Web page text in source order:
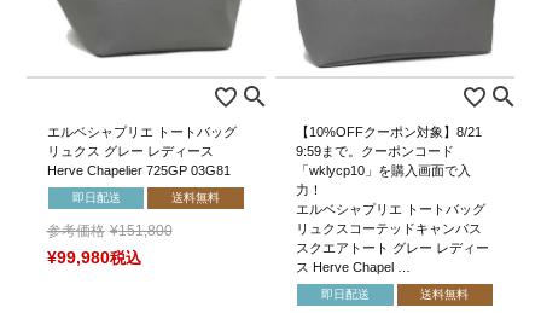
エルベシャプリエ トートバッグ
リュクス グレー レディース
Herve Chapelier 725GP 03G81
即日配送 送料無料
参考価格 ¥151,800
¥99,980税込
【10%OFFクーポン対象】8/21
9:59まで。クーポンコード
「wklycp10」を購入画面で入
力！
エルベシャプリエ トートバッグ
リュクスコーテッドキャンバス
スクエアトート グレー レディー
ス Herve Chapel …
即日配送 送料無料